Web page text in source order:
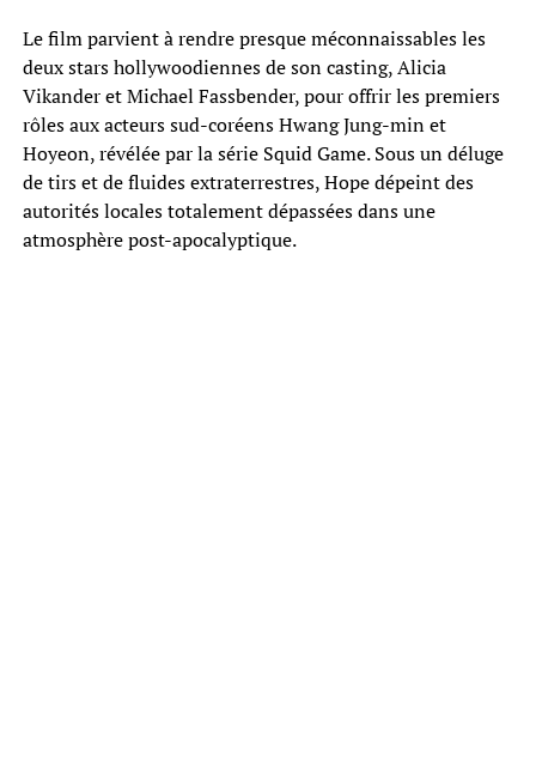
Le film parvient à rendre presque méconnaissables les
deux stars hollywoodiennes de son casting, Alicia
Vikander et Michael Fassbender, pour offrir les premiers
rôles aux acteurs sud-coréens Hwang Jung-min et
Hoyeon, révélée par la série Squid Game. Sous un déluge
de tirs et de fluides extraterrestres, Hope dépeint des
autorités locales totalement dépassées dans une
atmosphère post-apocalyptique.